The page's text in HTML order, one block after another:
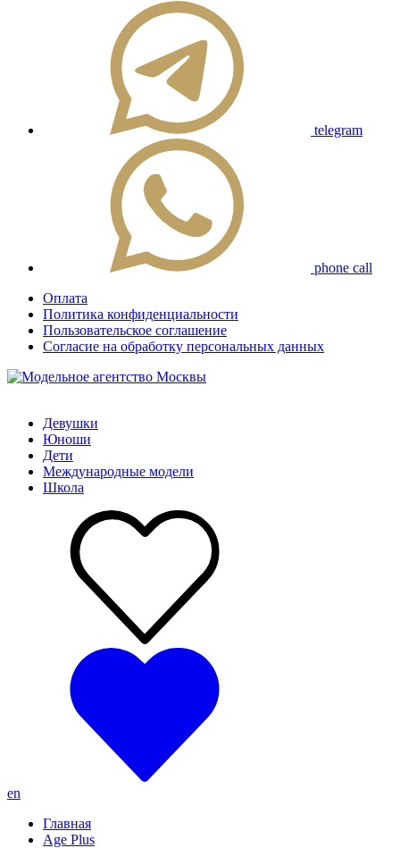
telegram
phone call
Оплата
Политика конфиденциальности
Пользовательское соглашение
Согласие на обработку персональных данных
Девушки
Юноши
Дети
Международные модели
Школа
en
Главная
Age Plus